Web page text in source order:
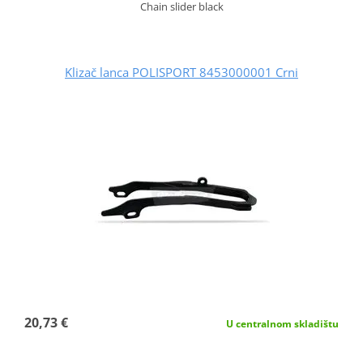
Chain slider black
Klizač lanca POLISPORT 8453000001 Crni
20,73 € U centralnom skladištu